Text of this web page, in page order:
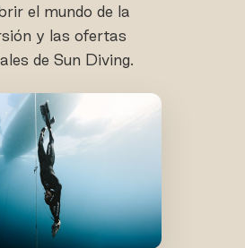
el mundo de la
y las ofertas
de Sun Diving.